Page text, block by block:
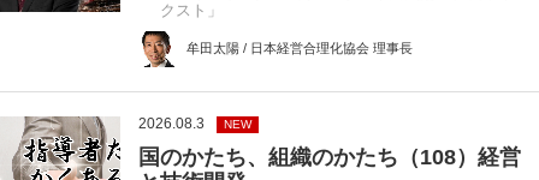
クスト」
牟田太陽 / 日本経営合理化協会 理事長
2026.08.3 NEW
国のかたち、組織のかたち（108）経営